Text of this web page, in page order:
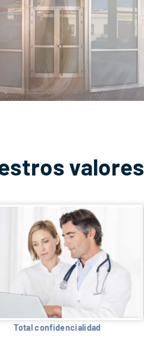
valores
Total confidencialidad